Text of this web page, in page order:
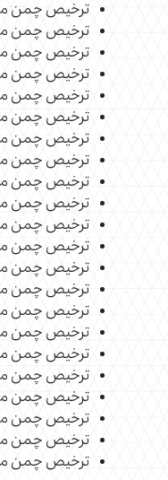
ترخیص چمن
ترخیص چمن
ترخیص چمن
ترخیص چمن
ترخیص چمن
ترخیص چمن
ترخیص چمن
ترخیص چمن
ترخیص چمن
ترخیص چمن
ترخیص چمن
ترخیص چمن
ترخیص چمن
ترخیص چمن
ترخیص چمن
ترخیص چمن
ترخیص چمن
ترخیص چمن
ترخیص چمن
ترخیص چمن
ترخیص چمن
ترخیص چمن